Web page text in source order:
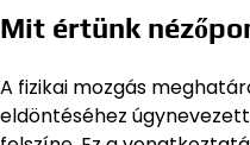
Mit értünk
A fizikai mozgás
eldöntéséhez